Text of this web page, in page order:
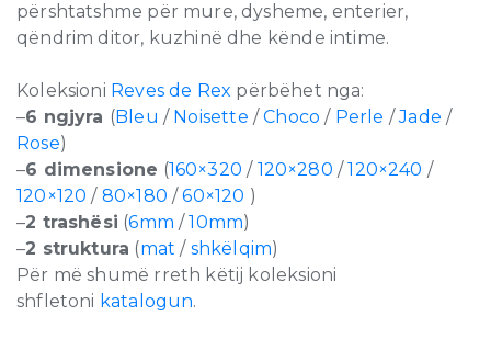
përshtatshme për mure, dysheme, enterier,
qëndrim ditor, kuzhinë dhe kënde intime.
Koleksioni Reves de Rex përbëhet nga:
–6 ngjyra (Bleu / Noisette /Choco / Perle /Jade /
Rose)
–6 dimensione (160×320 / 120×280 /120×240 /
120×120/ 80×180/60×120 )
–2 trashësi (6mm/10mm)
–2 struktura (mat/ shkëlqim)
Për më shumë rreth këtij koleksioni
shfletoni katalogun.